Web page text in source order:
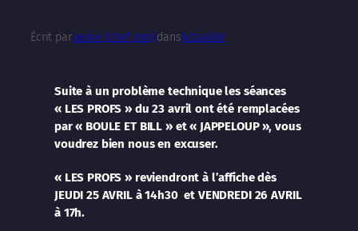
Écrit parJackie (chef proj)dansActualité
Suite à un problème technique les séances
« LES PROFS » du 23 avril ont été remplacées
par « BOULE ET BILL » et « JAPPELOUP », vous
voudrez bien nous en excuser.
« LES PROFS » reviendront à l’affiche dès
JEUDI 25 AVRIL à 14h30 et VENDREDI 26 AVRIL
à 17h.